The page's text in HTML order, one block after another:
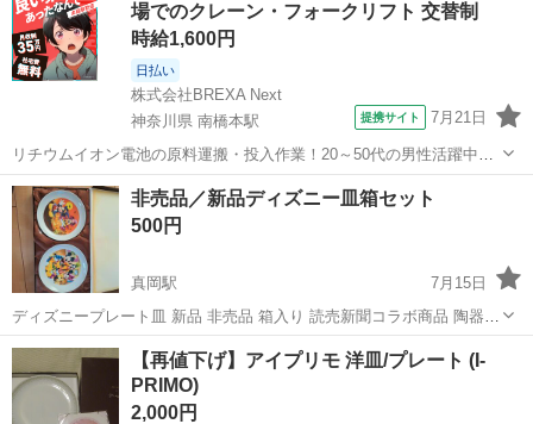
場でのクレーン・フォークリフト 交替制
時給1,600円
日払い
株式会社BREXA Next
神奈川県 南橋本駅
提携サイト 7月21日
リチウムイオン電池の原料運搬・投入作業！20～50代の男性活躍中★
ワンルーム寮完備！赴任旅費会社負担！年間休日130日★フォークリフ
ト免許お持ちの方、活躍中！就業先食堂利用可★《神奈川県相模原
市》 人気の工場のお仕事 ◇電...
神奈川 相模原市 南橋本駅 その他
非売品／新品ディズニー皿箱セット
500円
真岡駅
7月15日
ディズニープレート皿 新品 非売品 箱入り 読売新聞コラボ商品 陶器
オーブン・直火→使用不可 電子レンジ→使用可能
栃木 真岡市 真岡駅 食器 読売新聞
【再値下げ】アイプリモ 洋皿/プレート (I-
PRIMO)
2,000円